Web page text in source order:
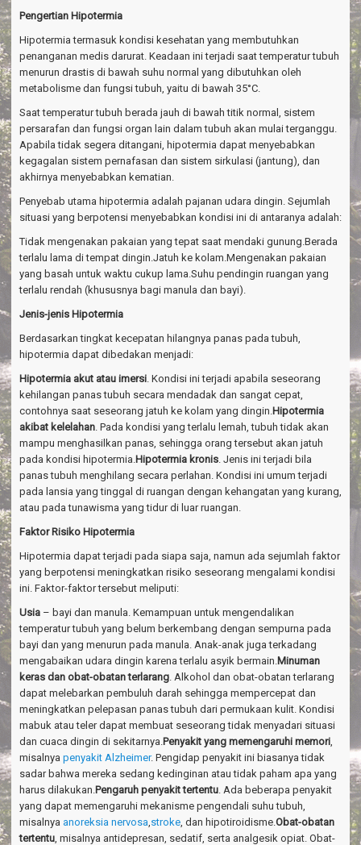
g
a
t
i
n
Pengertian Hipotermia
Hipotermia termasuk kondisi kesehatan yang membutuhkan
penanganan medis darurat. Keadaan ini terjadi saat temperatur tubuh
menurun drastis di bawah suhu normal yang dibutuhkan oleh
metabolisme dan fungsi tubuh, yaitu di bawah 35°C.
Saat temperatur tubuh berada jauh di bawah titik normal, sistem
persarafan dan fungsi organ lain dalam tubuh akan mulai terganggu.
Apabila tidak segera ditangani, hipotermia dapat menyebabkan
kegagalan sistem pernafasan dan sistem sirkulasi (jantung), dan
akhirnya menyebabkan kematian.
Penyebab utama hipotermia adalah pajanan udara dingin. Sejumlah
situasi yang berpotensi menyebabkan kondisi ini di antaranya adalah:
Tidak mengenakan pakaian yang tepat saat mendaki gunung.Berada
terlalu lama di tempat dingin.Jatuh ke kolam.Mengenakan pakaian
yang basah untuk waktu cukup lama.Suhu pendingin ruangan yang
terlalu rendah (khususnya bagi manula dan bayi).
Jenis-jenis Hipotermia
Berdasarkan tingkat kecepatan hilangnya panas pada tubuh,
hipotermia dapat dibedakan menjadi:
Hipotermia akut atau imersi. Kondisi ini terjadi apabila seseorang
kehilangan panas tubuh secara mendadak dan sangat cepat,
contohnya saat seseorang jatuh ke kolam yang dingin.Hipotermia
akibat kelelahan. Pada kondisi yang terlalu lemah, tubuh tidak akan
mampu menghasilkan panas, sehingga orang tersebut akan jatuh
pada kondisi hipotermia.Hipotermia kronis. Jenis ini terjadi bila
panas tubuh menghilang secara perlahan. Kondisi ini umum terjadi
pada lansia yang tinggal di ruangan dengan kehangatan yang kurang,
atau pada tunawisma yang tidur di luar ruangan.
Faktor Risiko Hipotermia
Hipotermia dapat terjadi pada siapa saja, namun ada sejumlah faktor
yang berpotensi meningkatkan risiko seseorang mengalami kondisi
ini. Faktor-faktor tersebut meliputi:
Usia – bayi dan manula. Kemampuan untuk mengendalikan
temperatur tubuh yang belum berkembang dengan sempurna pada
bayi dan yang menurun pada manula. Anak-anak juga terkadang
mengabaikan udara dingin karena terlalu asyik bermain.Minuman
keras dan obat-obatan terlarang. Alkohol dan obat-obatan terlarang
dapat melebarkan pembuluh darah sehingga mempercepat dan
meningkatkan pelepasan panas tubuh dari permukaan kulit. Kondisi
mabuk atau teler dapat membuat seseorang tidak menyadari situasi
dan cuaca dingin di sekitarnya.Penyakit yang memengaruhi memori,
misalnya penyakit Alzheimer. Pengidap penyakit ini biasanya tidak
sadar bahwa mereka sedang kedinginan atau tidak paham apa yang
harus dilakukan.Pengaruh penyakit tertentu. Ada beberapa penyakit
yang dapat memengaruhi mekanisme pengendali suhu tubuh,
misalnya anoreksia nervosa,stroke, dan hipotiroidisme.Obat-obatan
tertentu, misalnya antidepresan, sedatif, serta analgesik opiat. Obat-